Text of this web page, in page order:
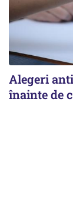
Alegeri
înainte de